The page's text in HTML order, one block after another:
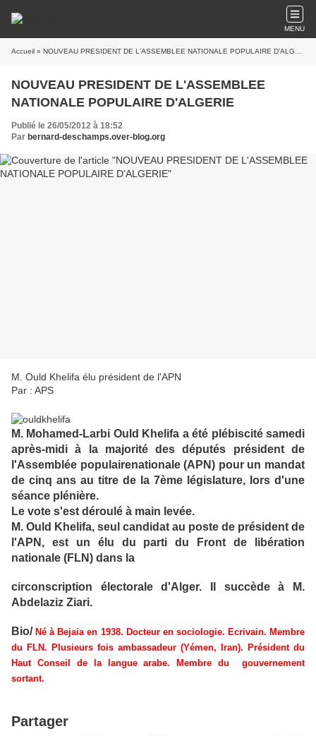
MENU
Accueil » NOUVEAU PRESIDENT DE L'ASSEMBLEE NATIONALE POPULAIRE D'ALGERIE
NOUVEAU PRESIDENT DE L'ASSEMBLEE
NATIONALE POPULAIRE D'ALGERIE
Publié le 26/05/2012 à 18:52
Par bernard-deschamps.over-blog.org
M. Ould Khelifa élu président de l'APN
Par : APS
M. Mohamed-Larbi Ould Khelifa a été plébiscité samedi
après-midi à la majorité des députés président de
l'Assemblée populairenationale (APN) pour un mandat
de cinq ans au titre de la 7ème législature, lors d'une
séance plénière.
Le vote s'est déroulé à main levée.
M. Ould Khelifa, seul candidat au poste de président de
l'APN, est un élu du parti du Front de libération
nationale (FLN) dans la
circonscription électorale d'Alger. Il succède à M.
Abdelaziz Ziari.
Bio/Né à Bejaia en 1938. Docteur en sociologie. Ecrivain. Membre
du FLN. Plusieurs fois ambassadeur (Yémen, Iran). Président du
Haut Conseil de la langue arabe. Membre du gouvernement
sortant.
Partager